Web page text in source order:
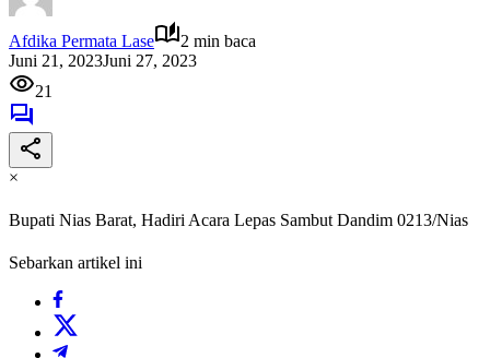
Afdika Permata Lase
2 min baca
Juni 21, 2023Juni 27, 2023
21
×
Bupati Nias Barat, Hadiri Acara Lepas Sambut Dandim 0213/Nias
Sebarkan artikel ini